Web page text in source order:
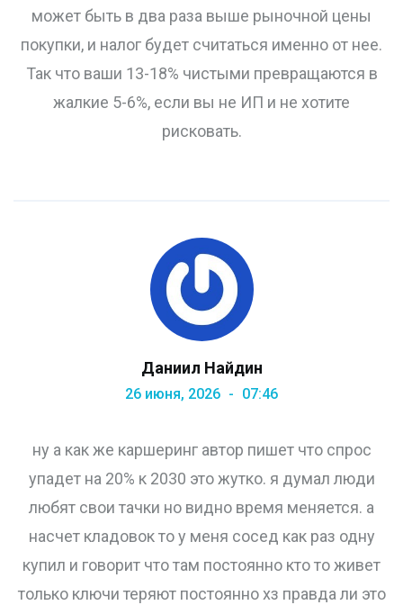
может быть в два раза выше рыночной цены
покупки, и налог будет считаться именно от нее.
Так что ваши 13-18% чистыми превращаются в
жалкие 5-6%, если вы не ИП и не хотите
рисковать.
Даниил Найдин
26 июня, 2026 07:46
ну а как же каршеринг автор пишет что спрос
упадет на 20% к 2030 это жутко. я думал люди
любят свои тачки но видно время меняется. а
насчет кладовок то у меня сосед как раз одну
купил и говорит что там постоянно кто то живет
только ключи теряют постоянно хз правда ли это